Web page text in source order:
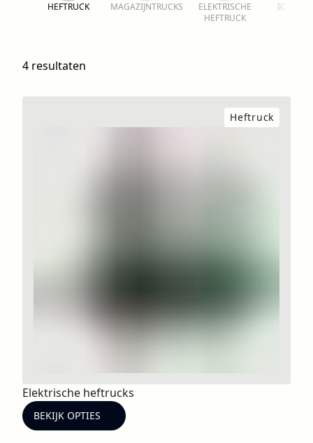
HEFTRUCK MAGAZIJNTRUCKS
ELEKTRISCHE
HEFTRUCK
IC
4 resultaten
Heftruck
Elektrische heftrucks
BEKIJK OPTIES